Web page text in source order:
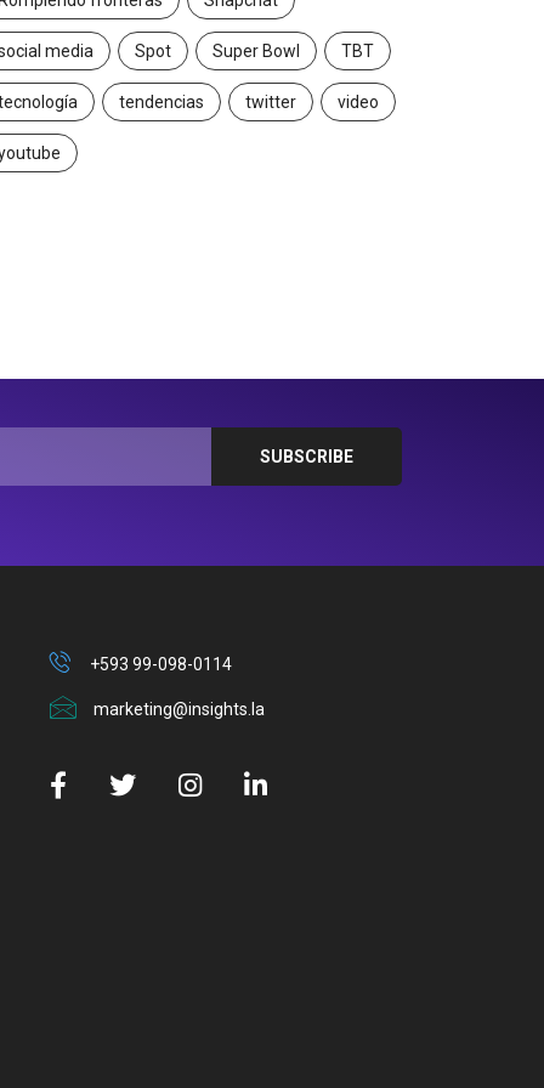
media Spot Super Bowl TBT
tendencias twitter video
+593 99-098-0114
marketing@insights.la